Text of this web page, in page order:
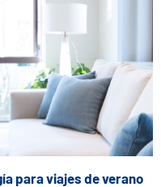
para viajes de verano